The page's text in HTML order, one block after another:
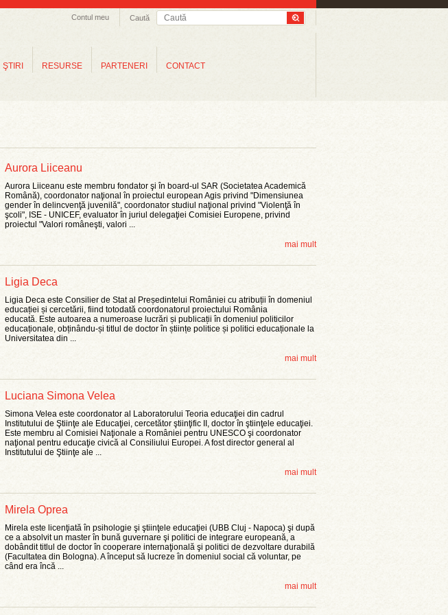
Caută
Contul meu
ŞTIRI RESURSE PARTENERI CONTACT
Aurora Liiceanu
Aurora Liiceanu este membru fondator şi în board-ul SAR (Societatea Academică
Română), coordonator naţional în proiectul european Agis privind "Dimensiunea
gender în delincvenţă juvenilă", coordonator studiul naţional privind "Violenţă în
şcoli", ISE - UNICEF, evaluator în juriul delegaţiei Comisiei Europene, privind
proiectul "Valori româneşti, valori ...
mai mult
Ligia Deca
Ligia Deca este Consilier de Stat al Președintelui României cu atribuții în domeniul
educației și cercetării, fiind totodată coordonatorul proiectului România
educată. Este autoarea a numeroase lucrări și publicații în domeniul politicilor
educaționale, obținându-și titlul de doctor în științe politice și politici educaționale la
Universitatea din ...
mai mult
Luciana Simona Velea
Simona Velea este coordonator al Laboratorului Teoria educaţiei din cadrul
Institutului de Ştiinţe ale Educaţiei, cercetător ştiinţific II, doctor în ştiinţele educaţiei.
Este membru al Comisiei Naţionale a României pentru UNESCO şi coordonator
naţional pentru educaţie civică al Consiliului Europei. A fost director general al
Institutului de Ştiinţe ale ...
mai mult
Mirela Oprea
Mirela este licenţiată în psihologie şi ştiinţele educaţiei (UBB Cluj - Napoca) şi după
ce a absolvit un master în bună guvernare şi politici de integrare europeană, a
dobândit titlul de doctor în cooperare internaţională şi politici de dezvoltare durabilă
(Facultatea din Bologna). A început să lucreze în domeniul social că voluntar, pe
când era încă ...
mai mult